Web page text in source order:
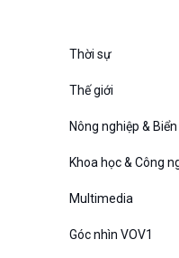
Thời sự
Thế giới
Nông nghiệp &
Khoa học & Công
Multimedia
Góc nhìn VOV1